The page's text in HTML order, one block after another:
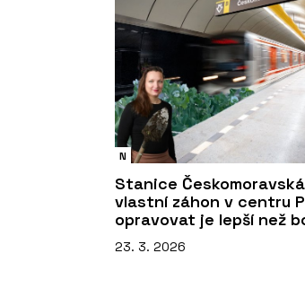
N
Stanice
vlastní záhon v centru
opravovat je lepší než
23. 3. 2026